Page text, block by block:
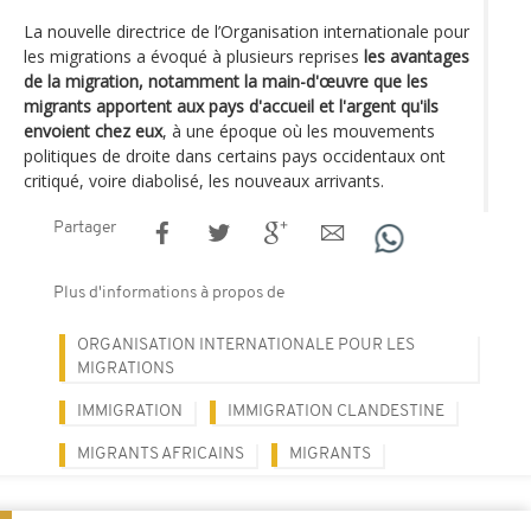
La nouvelle directrice de l’Organisation internationale pour
les migrations a évoqué à plusieurs reprises les avantages
de la migration, notamment la main-d'œuvre que les
migrants apportent aux pays d'accueil et l'argent qu'ils
envoient chez eux, à une époque où les mouvements
politiques de droite dans certains pays occidentaux ont
critiqué, voire diabolisé, les nouveaux arrivants.
Partager
Plus d'informations à propos de
ORGANISATION INTERNATIONALE POUR LES
MIGRATIONS
IMMIGRATION IMMIGRATION CLANDESTINE
MIGRANTS AFRICAINS MIGRANTS